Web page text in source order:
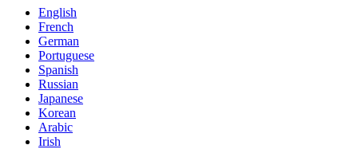
English
French
German
Portuguese
Spanish
Russian
Japanese
Korean
Arabic
Irish